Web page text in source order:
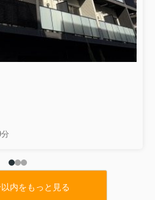
内をもっと見る